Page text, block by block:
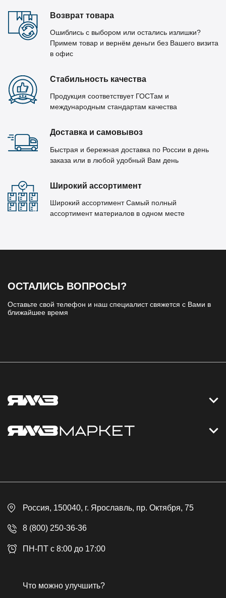
Возврат товара
Ошиблись с выбором или остались излишки?
Примем товар и вернём деньги без Вашего визита
в офис
Стабильность качества
Продукция соответствует ГОСТам и
международным стандартам качества
Доставка и самовывоз
Быстрая и бережная доставка по России в день
заказа или в любой удобный Вам день
Широкий ассортимент
Широкий ассортимент Самый полный
ассортимент материалов в одном месте
ОСТАЛИСЬ ВОПРОСЫ?
Оставьте свой телефон и наш специалист свяжется с Вами в
ближайшее время
Контакты
Доставка
Контакты
Гарантия
Публичная оферта
Россия, 150040, г. Ярославль, пр. Октября, 75
8 (800) 250-36-36
ПН-ПТ с 8:00 до 17:00
Что можно улучшить?